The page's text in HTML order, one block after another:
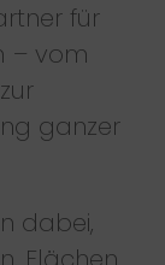
für
– vom
ganzer
dabei,